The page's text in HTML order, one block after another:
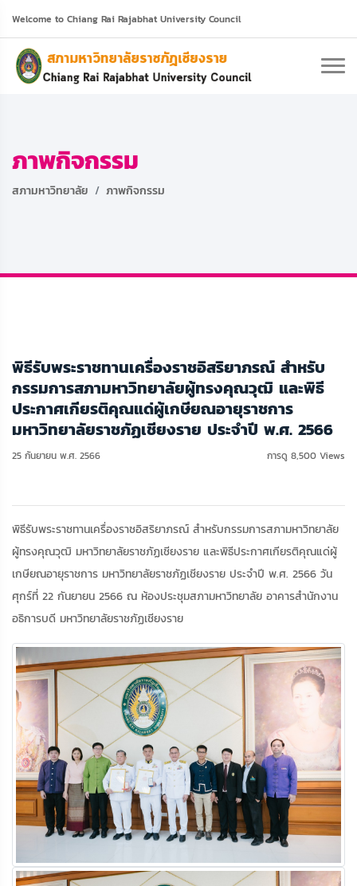
Welcome to Chiang Rai Rajabhat University Council
ภาพกิจกรรม
สภามหาวิทยาลัย ภาพกิจกรรม
พิธีรับพระราชทานเครื่องราชอิสริยาภรณ์ สำหรับ
กรรมการสภามหาวิทยาลัยผู้ทรงคุณวุฒิ และพิธี
ประกาศเกียรติคุณแด่ผู้เกษียณอายุราชการ
มหาวิทยาลัยราชภัฏเชียงราย ประจำปี พ.ศ. 2566
25 กันยายน พ.ศ. 2566 การดู 8,500 Views
พิธีรับพระราชทานเครื่องราชอิสริยาภรณ์ สำหรับกรรมการสภามหาวิทยาลัย
ผู้ทรงคุณวุฒิ มหาวิทยาลัยราชภัฏเชียงราย และพิธีประกาศเกียรติคุณแด่ผู้
เกษียณอายุราชการ มหาวิทยาลัยราชภัฏเชียงราย ประจำปี พ.ศ. 2566 วัน
ศุกร์ที่ 22 กันยายน 2566 ณ ห้องประชุมสภามหาวิทยาลัย อาคารสำนักงาน
อธิการบดี มหาวิทยาลัยราชภัฏเชียงราย